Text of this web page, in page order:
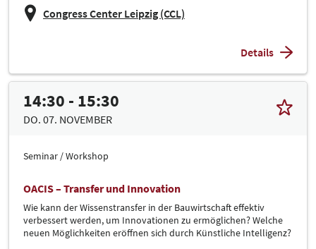
Congress Center Leipzig (CCL)
Details
14:30 - 15:30
DO. 07. NOVEMBER
Seminar / Workshop
OACIS – Transfer und Innovation
Wie kann der Wissenstransfer in der Bauwirtschaft effektiv
verbessert werden, um Innovationen zu ermöglichen? Welche
neuen Möglichkeiten eröffnen sich durch Künstliche Intelligenz?